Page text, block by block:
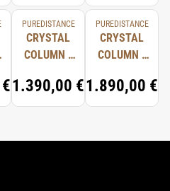
PUREDISTANCE
CRYSTAL
COLUMN -
CRYSTAL &
STEEL
1.390,00 €
PUREDISTANCE
CRYSTAL
COLUMN -
GOLD
1.890,00 €